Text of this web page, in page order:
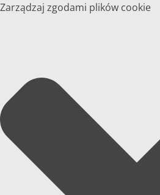
Zarządzaj zgodami plików cookie